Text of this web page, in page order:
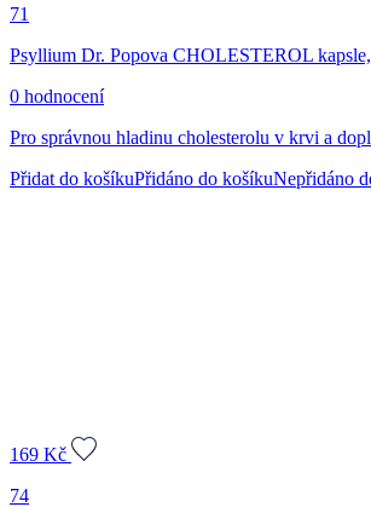
71
Psyllium Dr. Popova CHOLESTEROL
0 hodnocení
Pro správnou hladinu cholesterolu v krvi a
Přidat do košíkuPřidáno do košíkuNepřidáno
169 Kč
74